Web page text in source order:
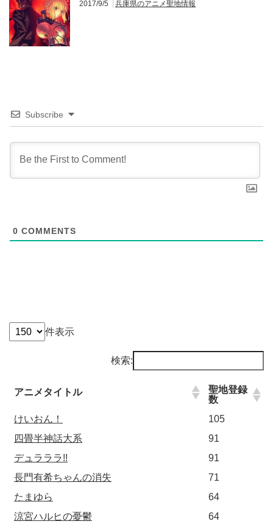
2017/9/5 兵庫県のアニメ聖地情報
Subscribe
0 COMMENTS
件表示
検索:
アニメタイトル
聖地登録
数
けいおん！
105
四畳半神話大系
91
デュラララ!!
91
長門有希ちゃんの消失
71
たまゆら
64
涼宮ハルヒの憂鬱
64